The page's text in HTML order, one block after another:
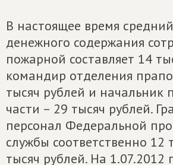
В настоящее время
денежного содержания
пожарной составляет 14
командир отделения
тысяч рублей и начальник
части – 29 тысяч рублей.
персонал Федеральной
службы соответственно 12
тысяч рублей. На 1.07.2012